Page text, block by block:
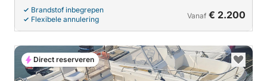
Brandstof inbegrepen
Flexibele annulering
Vanaf € 2.200
Direct reserveren